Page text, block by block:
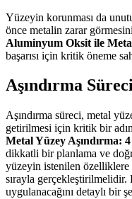
Yüzeyin korunması da
önce metalin zarar
Aluminyum Oksit ile
başarısı için kritik öneme
Aşındırma
Aşındırma süreci, metal
getirilmesi için kritik bir
Metal Yüzey Aşındırma:
dikkatli bir planlama ve
yüzeyin istenilen özelliklere
sırayla gerçekleştirilmelidir.
uygulanacağını detaylı bir